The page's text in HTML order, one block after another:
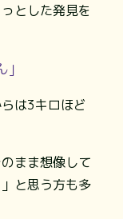
とした発見を
は3キロほど
まま想像して
と思う方も多